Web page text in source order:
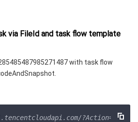
via FileId and task flow template
with task flow